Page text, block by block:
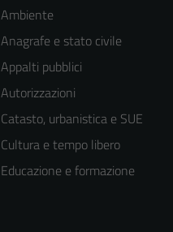
Ambiente
Anagrafe e stato civile
Appalti pubblici
Autorizzazioni
Catasto, urbanistica e SUE
Cultura e tempo libero
Educazione e formazione